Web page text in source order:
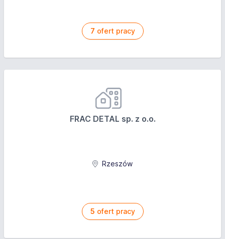
7 ofert pracy
FRAC DETAL sp. z o.o.
Rzeszów
5 ofert pracy